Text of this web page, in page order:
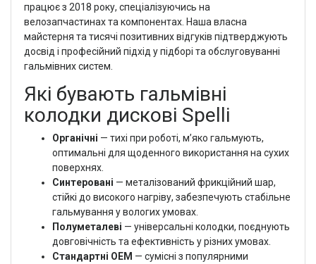
працює з 2018 року, спеціалізуючись на
велозапчастинах та компонентах. Наша власна
майстерня та тисячі позитивних відгуків підтверджують
досвід і професійний підхід у підборі та обслуговуванні
гальмівних систем.
Які бувають гальмівні
колодки дискові Spelli
Органічні — тихі при роботі, м’яко гальмують,
оптимальні для щоденного використання на сухих
поверхнях.
Синтеровані — металізований фрикційний шар,
стійкі до високого нагріву, забезпечують стабільне
гальмування у вологих умовах.
Полуметалеві — універсальні колодки, поєднують
довговічність та ефективність у різних умовах.
Стандартні OEM — сумісні з популярними